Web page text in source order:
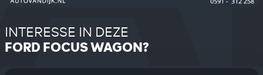
INTERESSE IN DEZE
FORD FOCUS WAGON?